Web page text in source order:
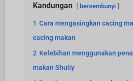
Kandungan bersembunyi
1 Cara mengasingkan cacing
cacing makan
2 Kelebihan menggunakan
makan Shuliy